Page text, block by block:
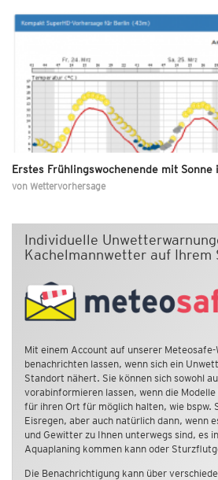
Erstes Frühlingswochenende mit Sonne
von Wettervorhersage
Individuelle
Kachelmannwetter auf Ihrem
Mit einem Account auf unserer
benachrichten lassen, wenn sich ein
Standort nähert. Sie können sich sowohl
vorabinformieren lassen, wenn die
für ihren Ort für möglich halten, wie bspw.
Eisregen, aber auch natürlich dann, wenn
und Gewitter zu Ihnen unterwegs sind, es
Aquaplaning kommen kann oder
Die Benachrichtigung kann über